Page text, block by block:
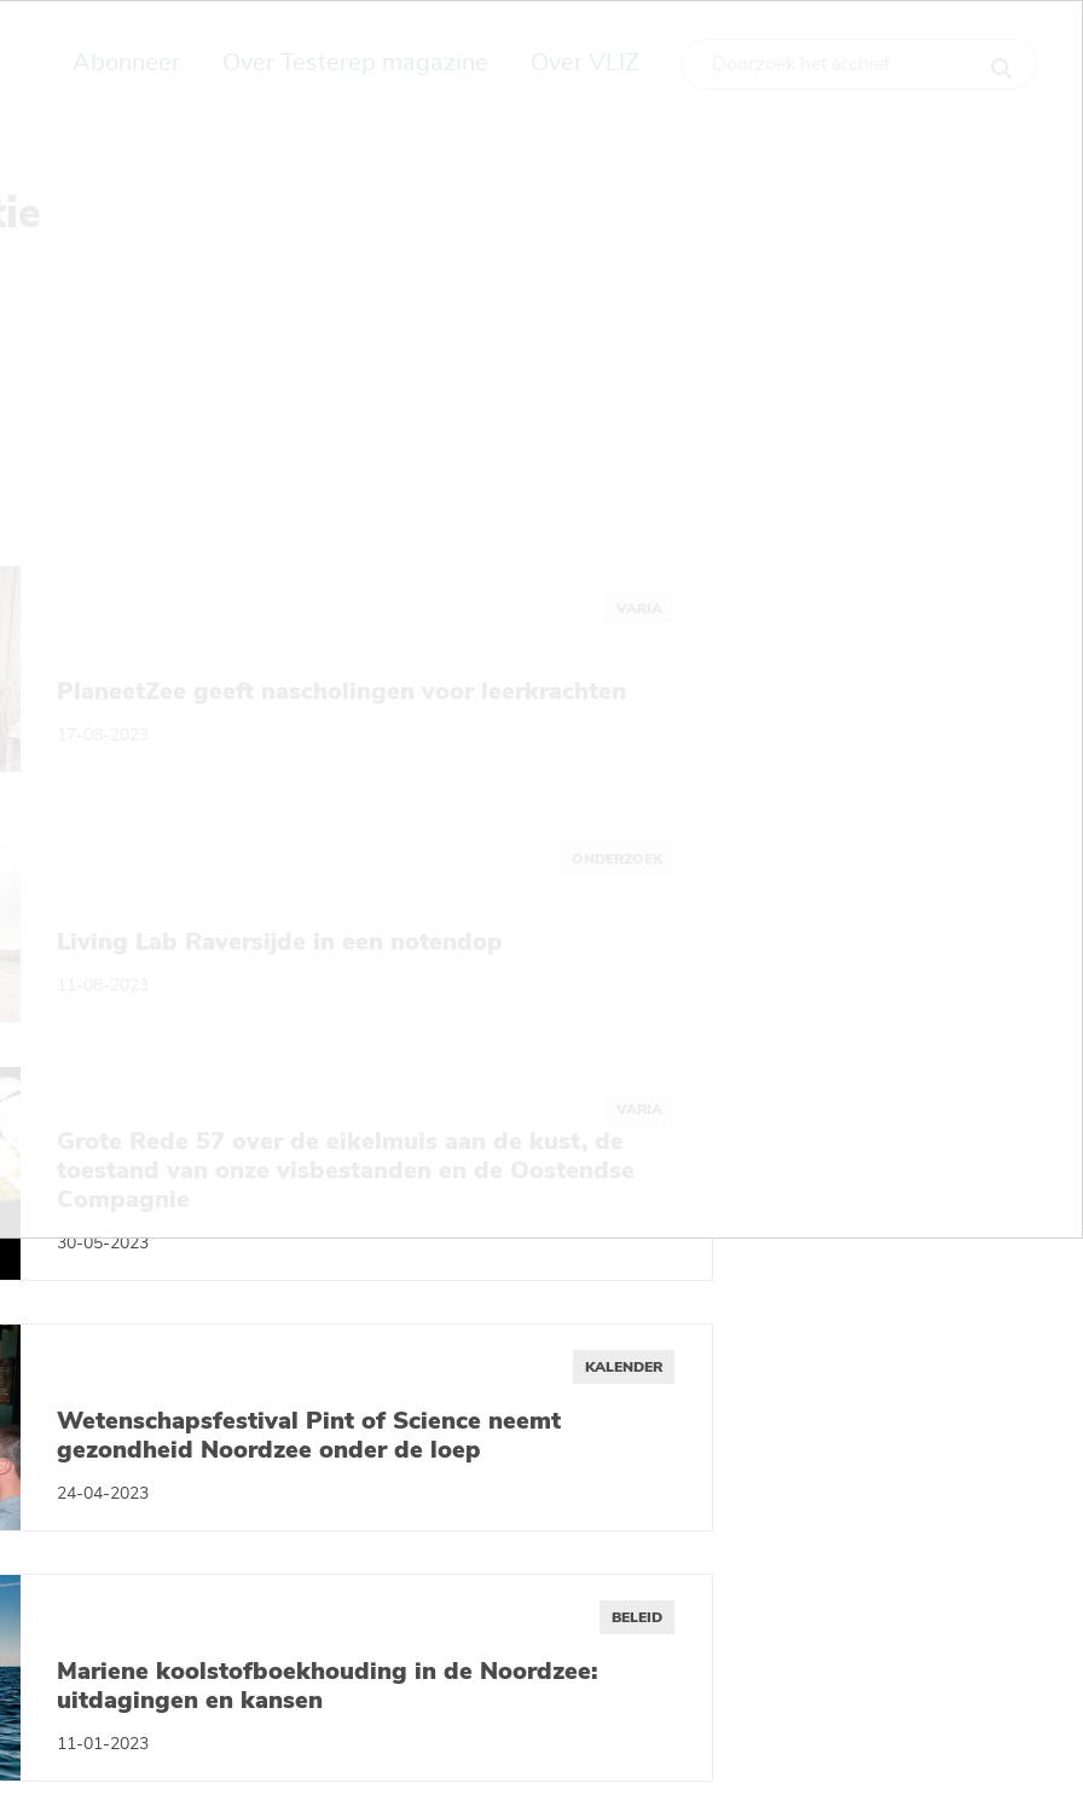
Abonneer Over Testerep magazine Over VLIZ
30-05-2023
KALENDER
Wetenschapsfestival Pint of Science neemt
gezondheid Noordzee onder de loep
24-04-2023
BELEID
Mariene koolstofboekhouding in de Noordzee:
uitdagingen en kansen
11-01-2023